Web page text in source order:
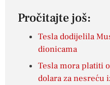
Pročitajte još:
Tesla dodijelila
dionicama
Tesla mora platiti
dolara za nesreću